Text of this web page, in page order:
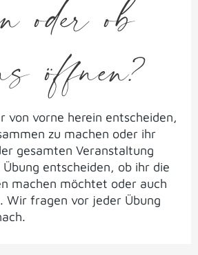
oder ob
öffnen?
von vorne herein entscheiden,
zu machen oder ihr
gesamten Veranstaltung
entscheiden, ob ihr die
machen möchtet oder auch
Wir fragen vor jeder Übung